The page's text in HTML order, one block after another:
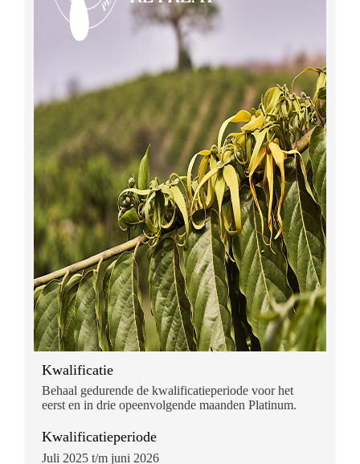
Kwalificatie
Behaal gedurende de kwalificatieperiode voor het
eerst en in drie opeenvolgende maanden Platinum.
Kwalificatieperiode
Juli 2025 t/m juni 2026